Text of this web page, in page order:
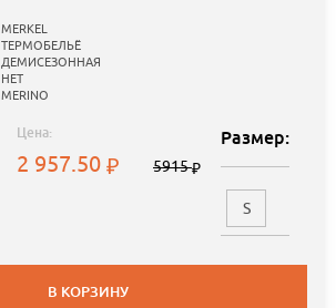
MERKEL
ТЕРМОБЕЛЬЁ
ДЕМИСЕЗОННАЯ
НЕТ
MERINO
Цена:
2 957.50 5915
Размер:
S
В КОРЗИНУ